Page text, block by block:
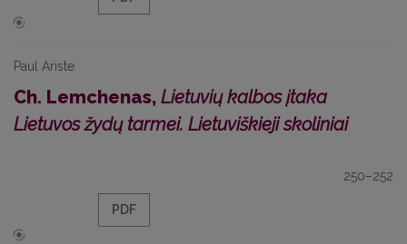
Paul Ariste
Ch. Lemchenas, Lietuvių kalbos įtaka
Lietuvos žydų tarmei. Lietuviškieji skoliniai
250–252
PDF